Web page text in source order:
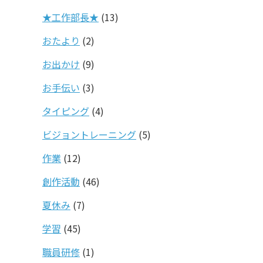
★工作部長★ (13)
おたより (2)
お出かけ (9)
お手伝い (3)
タイピング (4)
ビジョントレーニング (5)
作業 (12)
創作活動 (46)
夏休み (7)
学習 (45)
職員研修 (1)